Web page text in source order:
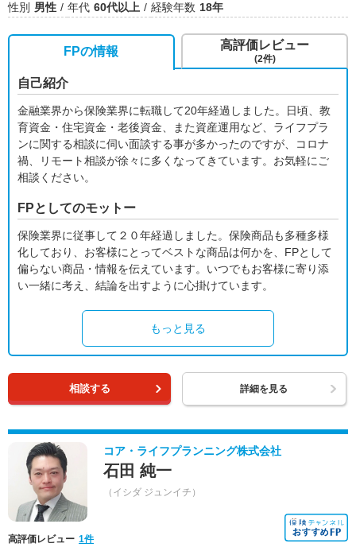
性別 男性 年代 60代以上 経験年数 18年
FPの情報
自己紹介
金融業界から保険業界に転職して20年経過しました。日頃、教
育資金・住宅資金・老後資金、また資産運用など、ライフプラ
ンに関する相談に伺い面談する事が多かったのですが、コロナ
禍、リモート相談が徐々に多くなってきています。お気軽にご
相談ください。
FPとしてのモットー
保険業界に従事して２０年経過しました。保険商品も多種多様
化しており、お客様にとってベストな商品は何かを、FPとして
偏らない商品・情報を伝えています。いつでもお客様に寄り添
い一緒に考え、結論を出すように心掛けています。
もっと見る
高評価レビュー
(2件)
相談する 詳細を見る
コア・ライフプランニング株式会社
石田 純一
（イシダ ジュンイチ）
高評価レビュー 1件